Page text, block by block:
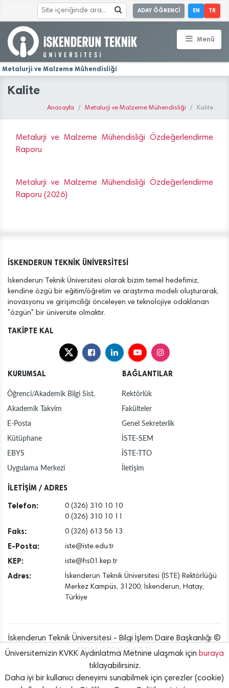
ADAY ÖĞRENCİ EN TR
Menü
Metalurji ve Malzeme Mühendisliği
Kalite
Anasayfa Metalurji ve Malzeme Mühendisliği Kalite
Metalurji ve Malzeme Mühendisliği Özdeğerlendirme
Raporu
Metalurji ve Malzeme Mühendisliği Özdeğerlendirme
Raporu (2026)
İSKENDERUN TEKNİK ÜNİVERSİTESİ
İskenderun Teknik Üniversitesi olarak bizim temel hedefimiz,
kendine özgü bir eğitim/öğretim ve araştırma modeli oluşturarak,
inovasyonu ve girişimciliği önceleyen ve teknolojiye odaklanan
"özgün" bir üniversite olmaktır.
TAKİPTE KAL
KURUMSAL
Öğrenci/Akademik Bilgi Sist.
Akademik Takvim
E-Posta
Kütüphane
EBYS
Uygulama Merkezi
BAĞLANTILAR
Rektörlük
Fakülteler
Genel Sekreterlik
İSTE-SEM
İSTE-TTO
İletişim
İLETİŞİM / ADRES
Telefon:
0 (326) 310 10 10
0 (326) 310 10 11
Faks: 0 (326) 613 56 13
E-Posta: iste@iste.edu.tr
KEP: iste@hs01.kep.tr
Adres:
İskenderun Teknik Üniversitesi (İSTE) Rektörlüğü
Merkez Kampüs, 31200, İskenderun, Hatay,
Türkiye
İskenderun Teknik Üniversitesi - Bilgi İşlem Daire Başkanlığı ©
[2016..2026] {v6.7.3}
Üniversitemizin KVKK Aydınlatma Metnine ulaşmak için buraya
tıklayabilirsiniz.
Daha iyi bir kullanıcı deneyimi sunabilmek için çerezler (cookie)